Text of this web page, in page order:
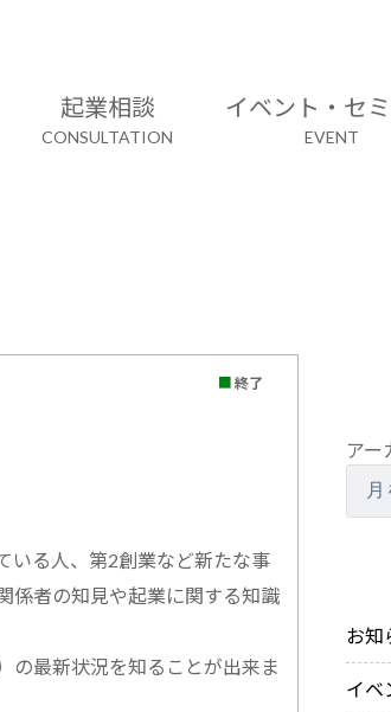
起業相談
CONSULTATION
イベント・セ
EVENT
終了
いる人、第2創業など新たな事
係者の知見や起業に関する知識
の最新状況を知ることが出来ま
アー
お知
イベ